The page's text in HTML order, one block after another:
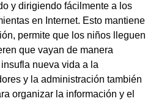
y dirigiendo fácilmente a los
en Internet. Esto mantiene
permite que los niños lleguen
que vayan de manera
nueva vida a la
y la administración también
organizar la información y el